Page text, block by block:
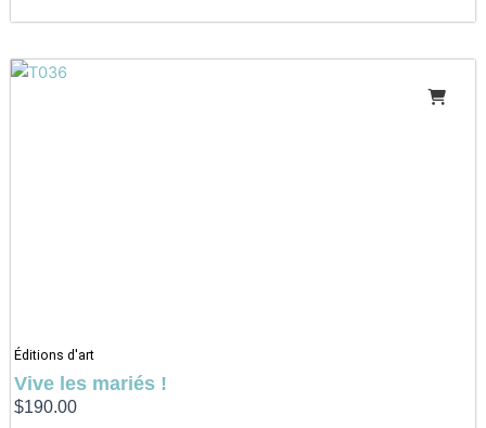
Éditions d'art
Vive les mariés !
$190.00